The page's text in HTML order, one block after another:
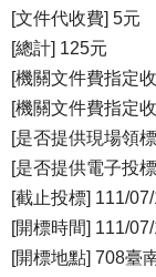
[文件代收費] 5元
[總計] 125元
[機關文件費指定
[機關文件費指定
[是否提供現場領
[是否提供電子投
[截止投標] 111/
[開標時間] 111/
[開標地點] 708臺